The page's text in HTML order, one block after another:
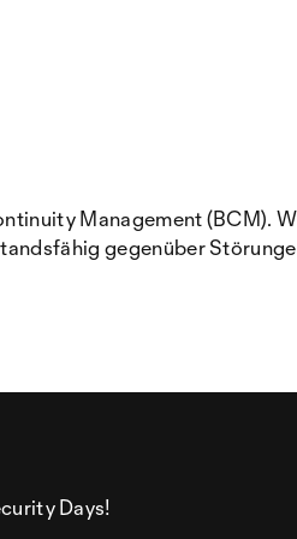
Management (BCM).
gegenüber
Days!